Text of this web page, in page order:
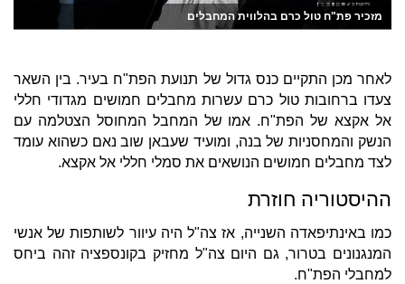
מזכיר פת"ח טול כרם בהלווית המחבלים
לאחר מכן התקיים כנס גדול של תנועת הפת"ח בעיר. בין השאר
צעדו ברחובות טול כרם עשרות מחבלים חמושים מגדודי חללי
אל אקצא של הפת"ח. אמו של המחבל המחוסל הצטלמה עם
הנשק והמחסניות של בנה, ומועיד שעבאן שוב נאם כשהוא עומד
לצד מחבלים חמושים הנושאים את סמלי חללי אל אקצא.
ההיסטוריה חוזרת
כמו באינתיפאדה השנייה, אז צה"ל היה עיוור לשותפות של אנשי
המנגנונים בטרור, גם היום צה"ל מחזיק בקונספציה זהה ביחס
למחבלי הפת"ח.